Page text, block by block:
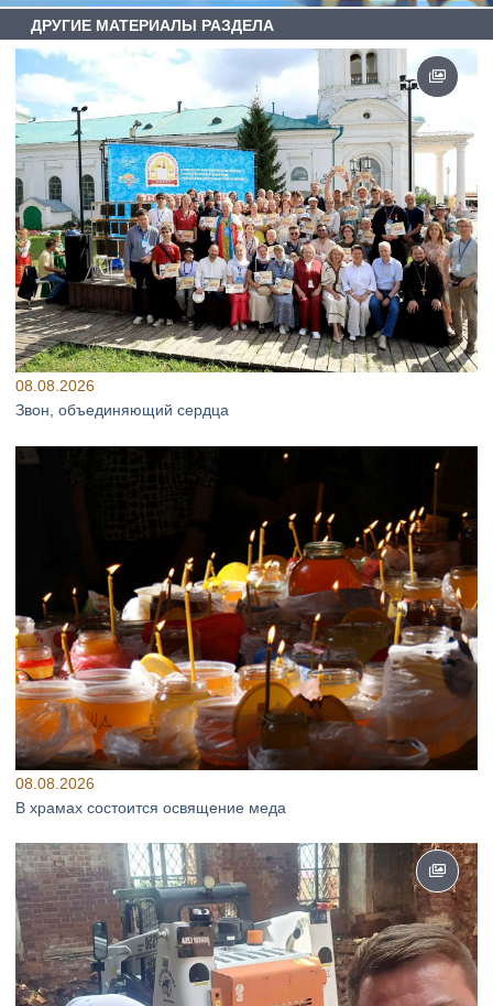
ДРУГИЕ МАТЕРИАЛЫ РАЗДЕЛА
08.08.2026
Звон, объединяющий сердца
08.08.2026
В храмах состоится освящение меда